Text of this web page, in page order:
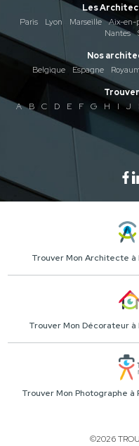
Les
Paris
Lyon Marseille Aix-en-
Nantes
Nos
Belgique
Espagne
A
B C D E F G H I J
Trouver Mon Architecte à
Trouver Mon Décorateur à
Trouver Mon Photographe à
©2026